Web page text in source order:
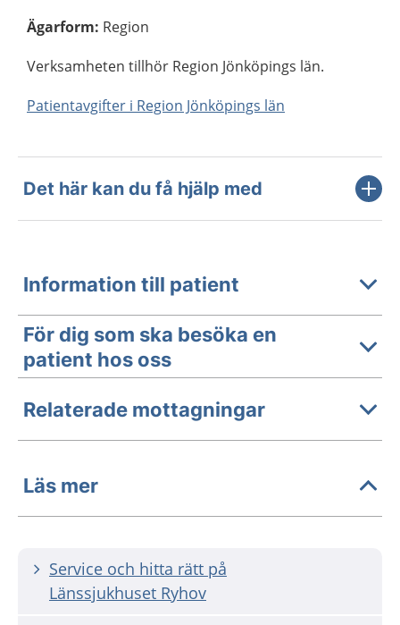
Ägarform: Region
Verksamheten tillhör Region Jönköpings län.
Patientavgifter i Region Jönköpings län
Det här kan du få hjälp med
Information till patient
För dig som ska besöka en
patient hos oss
Relaterade mottagningar
Läs mer
Service och hitta rätt på
Länssjukhuset Ryhov